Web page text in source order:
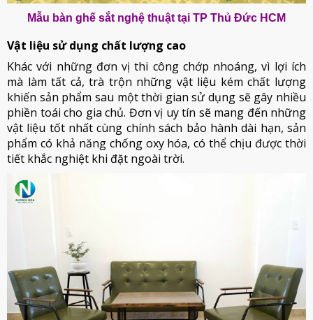
Mẫu bàn ghế sắt nghệ thuật tại TP Thủ Đức HCM
Vật liệu sử dụng chất lượng cao
Khác với những đơn vị thi công chớp nhoáng, vì lợi ích
mà làm tất cả, trà trộn những vật liệu kém chất lượng
khiến sản phẩm sau một thời gian sử dụng sẽ gây nhiều
phiền toái cho gia chủ. Đơn vị uy tín sẽ mang đến những
vật liệu tốt nhất cùng chính sách bảo hành dài hạn, sản
phẩm có khả năng chống oxy hóa, có thể chịu được thời
tiết khắc nghiệt khi đặt ngoài trời.